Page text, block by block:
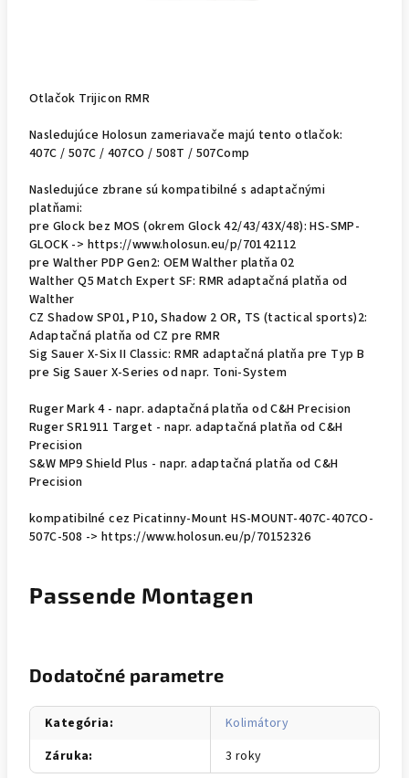
Otlačok Trijicon RMR
Nasledujúce Holosun zameriavače majú tento otlačok:
407C / 507C / 407CO / 508T / 507Comp
Nasledujúce zbrane sú kompatibilné s adaptačnými
platňami:
pre Glock bez MOS (okrem Glock 42/43/43X/48): HS-SMP-
GLOCK -> https://www.holosun.eu/p/70142112
pre Walther PDP Gen2: OEM Walther platňa 02
Walther Q5 Match Expert SF: RMR adaptačná platňa od
Walther
CZ Shadow SP01, P10, Shadow 2 OR, TS (tactical sports)2:
Adaptačná platňa od CZ pre RMR
Sig Sauer X-Six II Classic: RMR adaptačná platňa pre Typ B
pre Sig Sauer X-Series od napr. Toni-System
Ruger Mark 4 - napr. adaptačná platňa od C&H Precision
Ruger SR1911 Target - napr. adaptačná platňa od C&H
Precision
S&W MP9 Shield Plus - napr. adaptačná platňa od C&H
Precision
kompatibilné cez Picatinny-Mount HS-MOUNT-407C-407CO-
507C-508 -> https://www.holosun.eu/p/70152326
Passende Montagen
Dodatočné parametre
Kategória:
Kolimátory
Záruka: 3 roky